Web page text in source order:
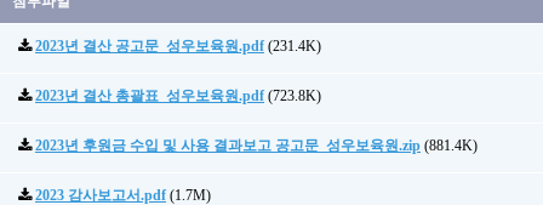
2023년 결산 공고문_성우보육원.pdf (231.4K)
2023년 결산 총괄표_성우보육원.pdf (723.8K)
2023년 후원금 수입 및 사용 결과보고 공고문_성우보육원.zip (881.4K)
2023 감사보고서.pdf (1.7M)